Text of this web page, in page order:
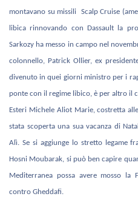
montavano su missili Scalp Cruise
libica rinnovando con Dassault la
Sarkozy ha messo in campo nel
colonnello, Patrick Ollier, ex
divenuto in quei giorni ministro per i
ponte con il regime libico, è per altro il
Esteri Michele Aliot Marie, costretta
stata scoperta una sua vacanza di
Alì. Se si aggiunge lo stretto legame
Hosni Moubarak, si può ben capire
Mediterranea possa avere mosso la
contro Gheddafi.